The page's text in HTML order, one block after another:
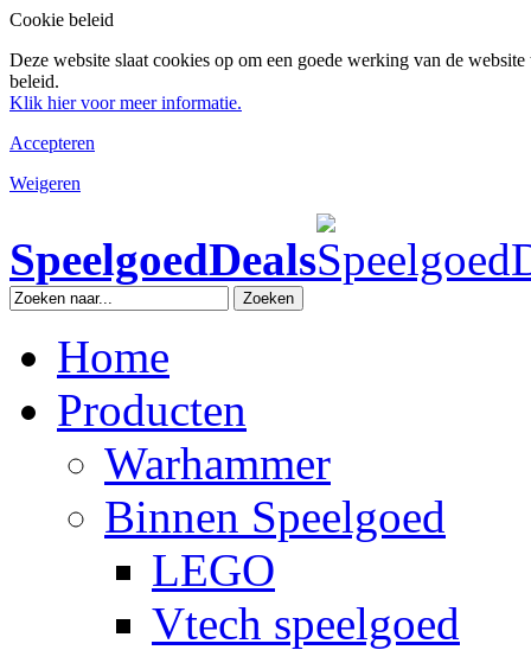
Cookie beleid
Deze website slaat cookies op om een goede werking van de
beleid.
Klik hier voor meer informatie.
Accepteren
Weigeren
SpeelgoedDeals
Zoeken
Home
Producten
Warhammer
Binnen Speelgoed
LEGO
Vtech speelgoed